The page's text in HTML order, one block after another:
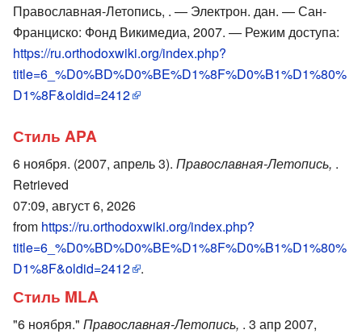
Православная-Летопись, . — Электрон. дан. — Сан-
Франциско: Фонд Викимедиа, 2007. — Режим доступа:
https://ru.orthodoxwiki.org/index.php?
title=6_%D0%BD%D0%BE%D1%8F%D0%B1%D1%80%
D1%8F&oldid=2412
Стиль APA
6 ноября. (2007, апрель 3). Православная-Летопись, .
Retrieved
07:09, август 6, 2026
from https://ru.orthodoxwiki.org/index.php?
title=6_%D0%BD%D0%BE%D1%8F%D0%B1%D1%80%
D1%8F&oldid=2412
.
Стиль MLA
"6 ноября." Православная-Летопись, . 3 апр 2007,